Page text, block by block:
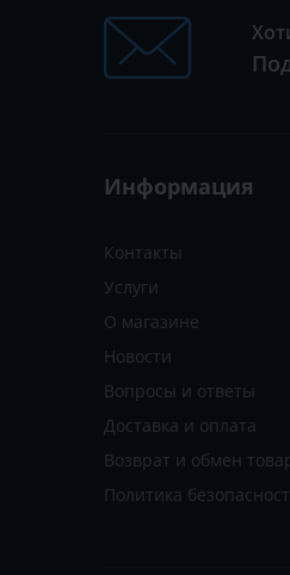
Информация
Контакты
Услуги
О магазине
Новости
Вопросы и ответы
Доставка и оплата
Возврат и обмен
Политика